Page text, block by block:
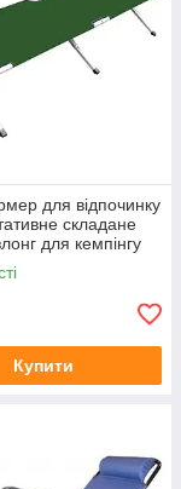
для відпочинку
складане
для кемпінгу
для сну
природі Зелени
Купити